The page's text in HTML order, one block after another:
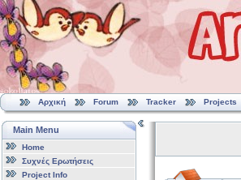
Αρχική Forum Tracker Projects
Main Menu
Home
Συχνές Ερωτήσεις
Project Info